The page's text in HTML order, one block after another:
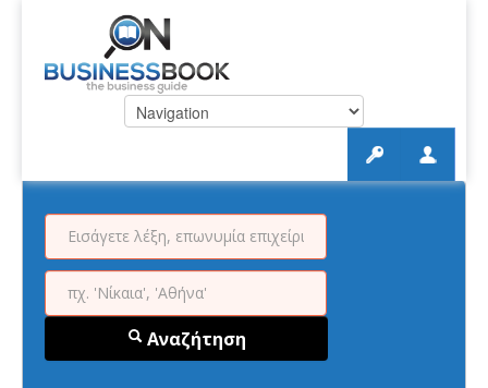
Αναζήτηση